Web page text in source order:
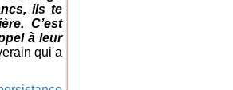
ils te
C’est
à leur
qui a